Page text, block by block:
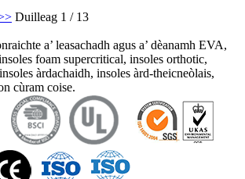
Duilleag 1 / 13
a’ leasachadh agus a’ dèanamh EVA,
foam supercritical, insoles orthotic,
àrdachaidh, insoles àrd-theicneòlais,
cùram coise.